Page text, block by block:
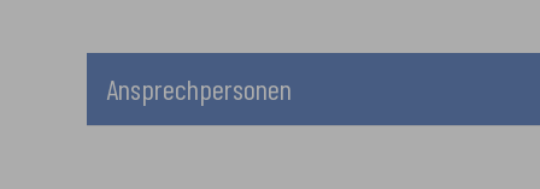
Ansprechpersonen